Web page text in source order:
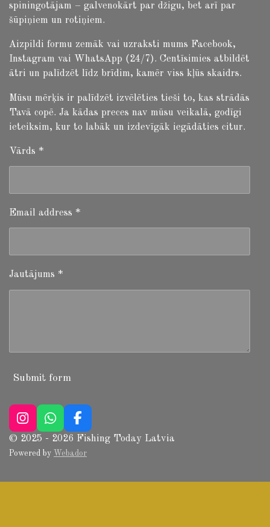
spiningotājam – galvenokārt par džigu, bet arī par
šūpiņiem un rotiņiem.
Aizpildi formu zemāk vai uzraksti mums Facebook,
Instagram vai WhatsApp (24/7). Centīsimies atbildēt
ātri un palīdzēt līdz brīdim, kamēr viss kļūs skaidrs.
Mūsu mērķis ir palīdzēt izvēlēties tieši to, kas strādās
Tavā copē. Ja kādas preces nav mūsu veikalā, godīgi
ieteiksim, kur to labāk un izdevīgāk iegādāties citur.
Vārds *
Email address *
Jautājums *
Submit form
I
n
t
g
W
h
a
t
A
F
a
c
e
o
© 2025 - 2026 Fishing Today Latvia
Powered by Webador